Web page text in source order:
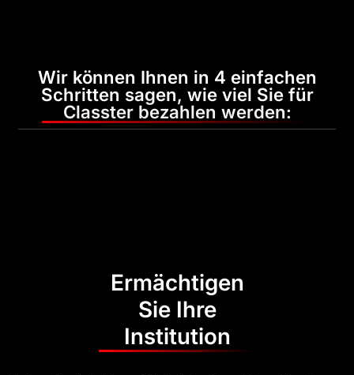
Wir können Ihnen in 4 einfachen
Schritten sagen, wie viel Sie für
Classter bezahlen werden:
Ermächtigen
Sie Ihre
Institution